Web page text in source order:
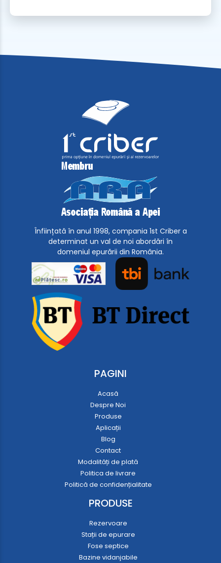
Înființată în anul 1998, compania 1st Criber a
determinat un val de noi abordări în
domeniul epurării din România.
PAGINI
Acasă
Despre Noi
Produse
Aplicații
Blog
Contact
Modalități de plată
Politica de livrare
Politică de confidențialitate
PRODUSE
Rezervoare
Stații de epurare
Fose septice
Bazine vidanjabile